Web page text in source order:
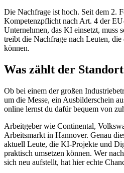
Die Nachfrage ist hoch. Seit dem 2.
Kompetenzpflicht nach Art. 4 der
Unternehmen, das KI einsetzt, muss
treibt die Nachfrage nach Leuten, die
können.
Was zählt der
Ob bei einem der großen
um die Messe, ein Ausbilderschein
online lernst du dafür bequem von
Arbeitgeber wie Continental,
Arbeitsmarkt in Hannover. Genau
aktuell Leute, die KI-Projekte und
praktisch umsetzen können. Wer
sich neu aufstellt, hat hier echte